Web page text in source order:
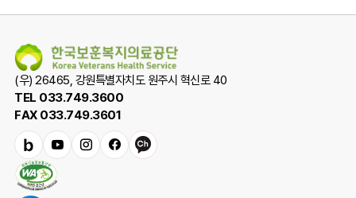
T193,
B47),Lime
Green
386C
(C14,
M0,
Y79,
K0
/
R226,
(우) 26465, 강원특별자치도 원주시 혁신로 40
TEL 033.749.3600
FAX 033.749.3601
밴
드
유
튜
브
인
페
카